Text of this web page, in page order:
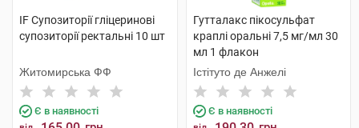
IF Супозиторії гліцеринові
супозиторії ректальні 10 шт
Житомирська ФФ
Є в наявності
Гутталакс пікосульфат
краплі оральні 7,5 мг/мл 30
мл 1 флакон
Істітуто де Анжелі
Є в наявності